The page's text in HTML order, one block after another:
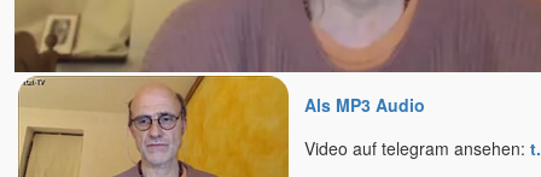
Daniel Rüger
Daniel Stötter
Daniela Schuchardt
Deva Vanessa Van Echten
Deva Satpriya
Als MP3 Audio
Video auf telegram ansehen: